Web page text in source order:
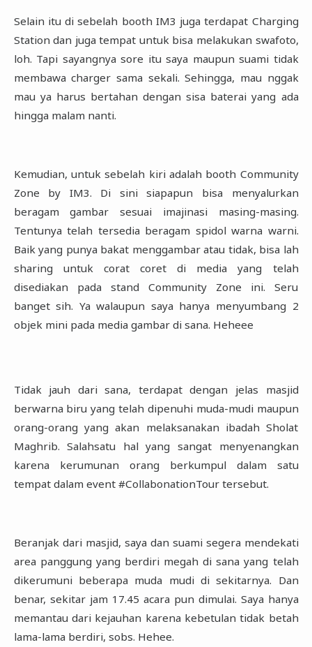
Selain itu di sebelah booth IM3 juga terdapat Charging
Station dan juga tempat untuk bisa melakukan ‎swafoto,
loh. Tapi sayangnya sore itu saya maupun suami tidak
membawa charger sama sekali. ‎Sehingga, mau nggak
mau ya harus bertahan dengan sisa baterai yang ada
hingga malam nanti. ‎
Kemudian, untuk sebelah kiri adalah booth Community
Zone by IM3. Di sini siapapun bisa menyalurkan
‎beragam gambar sesuai imajinasi masing-masing.
Tentunya telah tersedia beragam spidol warna warni.
‎Baik yang punya bakat menggambar atau tidak, bisa lah
sharing untuk corat coret di media yang telah
‎disediakan pada stand Community Zone ini. Seru
banget sih. Ya walaupun saya hanya menyumbang 2
‎objek mini pada media gambar di sana. Heheee
Tidak jauh dari sana, terdapat dengan jelas masjid
berwarna biru yang telah dipenuhi muda-mudi ‎maupun
orang-orang yang akan melaksanakan ibadah Sholat
Maghrib. Salahsatu hal yang sangat ‎menyenangkan
karena kerumunan orang berkumpul dalam satu
tempat dalam event ‎‎#CollabonationTour tersebut. ‎
Beranjak dari masjid, saya dan suami segera mendekati
area panggung yang berdiri megah di sana ‎yang telah
dikerumuni beberapa muda mudi di sekitarnya. Dan
benar, sekitar jam 17.45 acara pun ‎dimulai. Saya hanya
memantau dari kejauhan karena kebetulan tidak betah
lama-lama berdiri, sobs. ‎Hehee.‎